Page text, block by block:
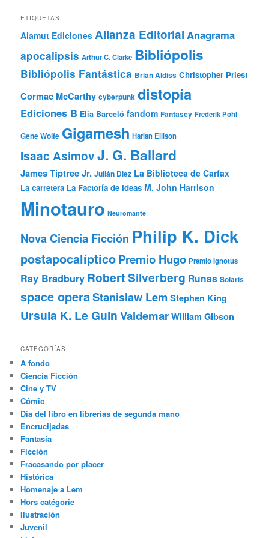
ETIQUETAS
Alamut Ediciones Alianza Editorial Anagrama
apocalipsis Arthur C. Clarke Bibliópolis
Bibliópolis Fantástica Brian Aldiss Christopher Priest
Cormac McCarthy cyberpunk distopía
Ediciones B Elia Barceló fandom Fantascy Frederik Pohl
Gene Wolfe Gigamesh Harlan Ellison
Isaac AsimovJ. G. Ballard
James Tiptree Jr. Julián Díez La Biblioteca de Carfax
La carretera La Factoría de Ideas M. John Harrison
Minotauro Neuromante
Nova Ciencia Ficción Philip K. Dick
postapocalípticoPremio Hugo Premio Ignotus
Ray Bradbury Robert Silverberg Runas Solaris
space operaStanislaw Lem Stephen King
Ursula K. Le GuinValdemarWilliam Gibson
CATEGORÍAS
A fondo
Ciencia Ficción
Cine y TV
Cómic
Día del libro en librerías de segunda mano
Encrucijadas
Fantasía
Ficción
Fracasando por placer
Histórica
Homenaje a Lem
Hors catégorie
Ilustración
Juvenil